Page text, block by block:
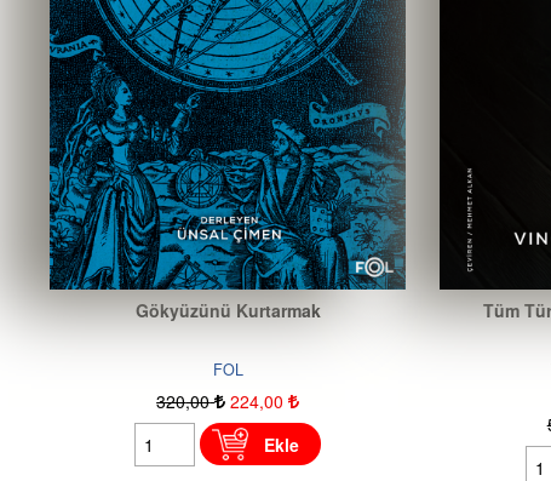
Gökyüzünü Kurtarmak
FOL
320,00 224,00
Ekle
Tüm